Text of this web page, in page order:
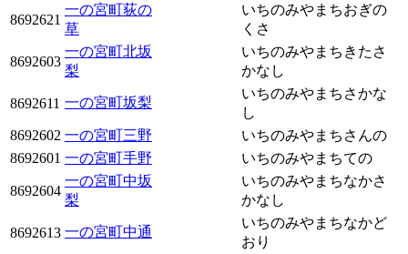
8692621
一の宮町荻の
草
いちのみやまちおぎの
くさ
8692603
一の宮町北坂
梨
いちのみやまちきたさ
かなし
8692611 一の宮町坂梨
いちのみやまちさかな
し
8692602 一の宮町三野
いちのみやまちさんの
8692601 一の宮町手野 いちのみやまちての
8692604
一の宮町中坂
梨
いちのみやまちなかさ
かなし
8692613 一の宮町中通
いちのみやまちなかど
おり